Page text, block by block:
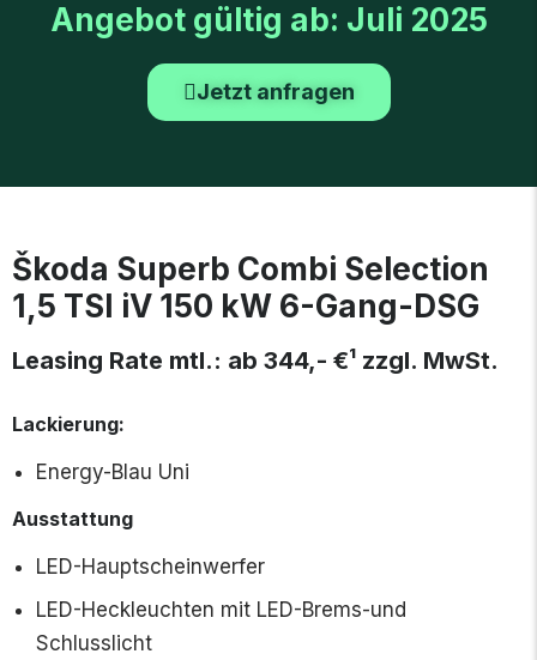
Angebot gültig ab: Juli 2025
Jetzt anfragen
Škoda Superb Combi Selection
1,5 TSI iV 150 kW 6-Gang-DSG
Leasing Rate mtl.: ab 344,- €¹ zzgl. MwSt.
Lackierung:
Energy-Blau Uni
Ausstattung
LED-Hauptscheinwerfer
LED-Heckleuchten mit LED-Brems-und
Schlusslicht